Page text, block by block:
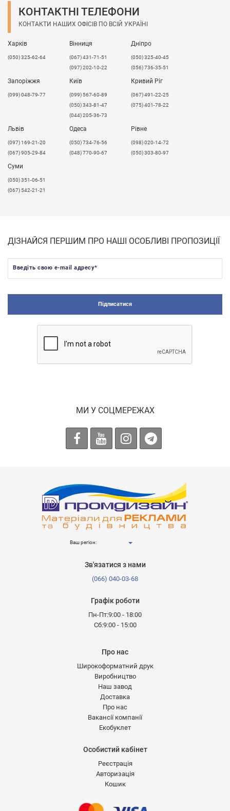
КОНТАКТНІ ТЕЛЕФОНИ
КОНТАКТИ НАШИХ ОФІСІВ ПО ВСІЙ УКРАЇНІ
Харків
(050) 325-62-64
Вінниця
(067) 431-71-51
(097) 202-10-22
Дніпро
(050) 325-40-45
(056) 736-35-51
Запоріжжя
(099) 048-79-77
Київ
(099) 567-60-89
(050) 343-81-47
(044) 205-36-73
Кривий Ріг
(067) 491-22-25
(075) 401-78-22
Львів
​(097) 169-21-20
(067) 905-29-84
Одеса
(050) 734-76-56
(048) 770-90-67
Рівне
(098) 020-14-72
(050) 303-80-97
Суми
(050) 351-06-51
(067) 542-21-21
ДІЗНАЙСЯ ПЕРШИМ ПРО НАШІ ОСОБЛИВІ ПРОПОЗИЦІЇ
Введіть свою e-mail адресу*
Підписатися
МИ У СОЦМЕРЕЖАХ
Ваш регіон:
Зв'язатися з нами
(066) 040-03-68
Графік роботи
Пн-Пт:9:00 - 18:00
Сб:9:00 - 15:00
Про нас
Широкоформатний друк
Виробництво
Наш завод
Доставка
Про нас
Вакансії компанії
Екобуклет
Особистий кабінет
Реєстрація
Авторизація
Кошик